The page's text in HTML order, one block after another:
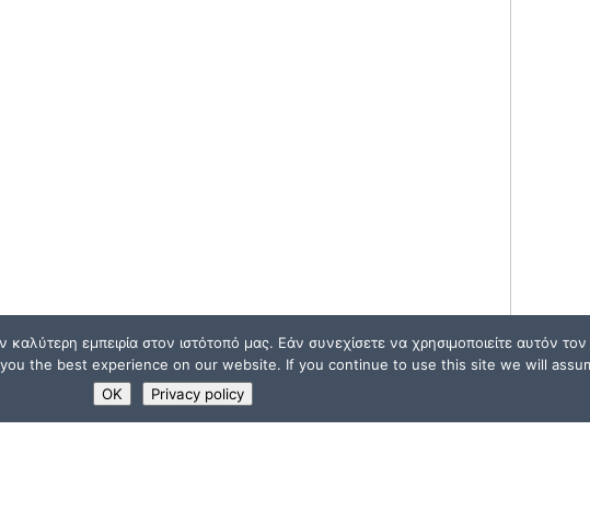
εμπειρία στον ιστότοπό μας. Εάν συνεχίσετε να χρησιμοποιείτε αυτόν
you the best experience on our website. If you continue to use this site we will
OK
Privacy policy